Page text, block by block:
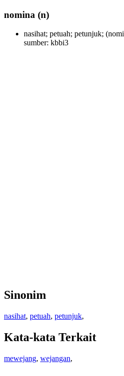
nomina (n)
nasihat; petuah; petunjuk;
sumber: kbbi3
Sinonim
nasihat, petuah, petunjuk,
Kata-kata Terkait
mewejang, wejangan,